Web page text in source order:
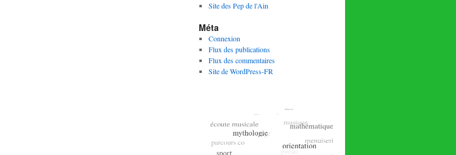
Site des Pep de l'Ain
Méta
Connexion
Flux des publications
Flux des commentaires
Site de WordPress-FR